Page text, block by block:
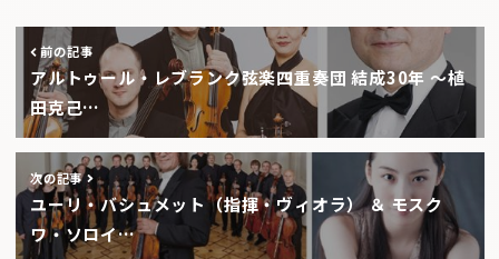
前の記事
アルトゥール・レブランク弦楽四重奏団 結成30年 〜植
田克己…
次の記事
ユーリ・バシュメット（指揮・ヴィオラ） ＆ モスク
ワ・ソロイ…